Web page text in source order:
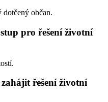
dotčený občan.
pro řešení životní
řešení životní